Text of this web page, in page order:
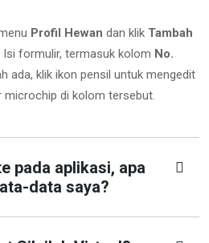
Profil Hewan dan klik Tambah
formulir, termasuk kolom No.
ada, klik ikon pensil untuk mengedit
di kolom tersebut.
pada aplikasi, apa
data saya?